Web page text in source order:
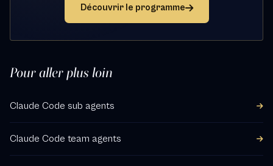
Découvrir le programme
Pour aller plus loin
Claude Code sub agents
Claude Code team agents